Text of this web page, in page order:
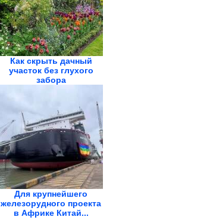
Как cкрыть дачный
участок без глухого
забора
Для крупнейшего
железорудного проекта
в Африке Китай...